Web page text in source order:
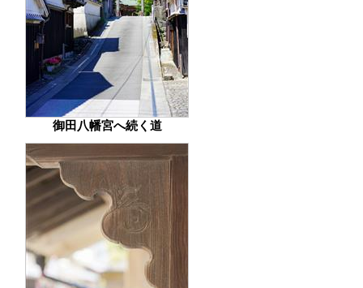
御田八幡宮へ続く道